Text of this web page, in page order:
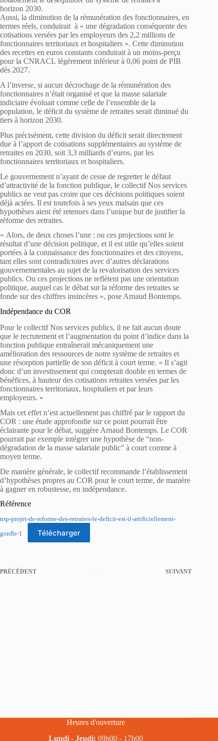
horizon 2030.
Aussi, la diminution de la rémunération des fonctionnaires, en
termes réels, conduirait à « une dégradation conséquente des
cotisations versées par les employeurs des 2,2 millions de
fonctionnaires territoriaux et hospitaliers ». Cette diminution
des recettes en euros constants conduirait à un moins-perçu
pour la CNRACL légèrement inférieur à 0,06 point de PIB
dès 2027.
A l’inverse, si aucun décrochage de la rémunération des
fonctionnaires n’était organisé et que la masse salariale
indiciaire évoluait comme celle de l’ensemble de la
population, le déficit du système de retraites serait diminué du
tiers à horizon 2030.
Plus précisément, cette division du déficit serait directement
due à l’apport de cotisations supplémentaires au système de
retraites en 2030, soit 3,3 milliards d’euros, par les
fonctionnaires territoriaux et hospitaliers.
Le gouvernement n’ayant de cesse de regretter le défaut
d’attractivité de la fonction publique, le collectif Nos services
publics ne veut pas croire que ces décisions politiques soient
déjà actées. Il est toutefois à ses yeux malsain que ces
hypothèses aient été retenues dans l’unique but de justifier la
réforme des retraites.
« Alors, de deux choses l’une : ou ces projections sont le
résultat d’une décision politique, et il est utile qu’elles soient
portées à la connaissance des fonctionnaires et des citoyens,
tant elles sont contradictoires avec d’autres déclarations
gouvernementales au sujet de la revalorisation des services
publics. Ou ces projections ne reflètent pas une orientation
politique, auquel cas le débat sur la réforme des retraites se
fonde sur des chiffres insincères », pose Arnaud Bontemps.
Indépendance du COR
Pour le collectif Nos services publics, il ne fait aucun doute
que le recrutement et l’augmentation du point d’indice dans la
fonction publique entraînerait mécaniquement une
amélioration des ressources de notre système de retraites et
une résorption partielle de son déficit à court terme. « Il s’agit
donc d’un investissement qui compterait double en termes de
bénéfices, à hauteur des cotisations retraites versées par les
fonctionnaires territoriaux, hospitaliers et par leurs
employeurs. »
Mais cet effet n’est actuellement pas chiffré par le rapport du
COR : une étude approfondie sur ce point pourrait être
éclairante pour le débat, suggère Arnaud Bontemps. Le COR
pourrait par exemple intégrer une hypothèse de “non-
dégradation de la masse salariale public” à court comme à
moyen terme.
De manière générale, le collectif recommande l’établissement
d’hypothèses propres au COR pour le court terme, de manière
à gagner en robustesse, en indépendance.
Référence
nsp-projet-de-reforme-des-retraites-le-deficit-est-il-artificiellement-
gonfle-1 Télécharger
PRÉCÉDENT SUIVANT
Heures d'ouverture
Lundi - Jeudi: 09h00 - 17h00